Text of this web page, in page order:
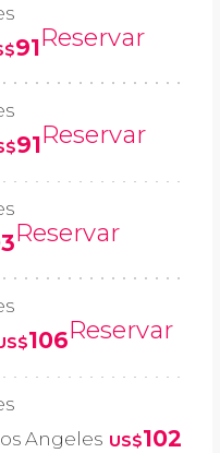
91Reservar
91Reservar
Reservar
106Reservar
Angeles US$102